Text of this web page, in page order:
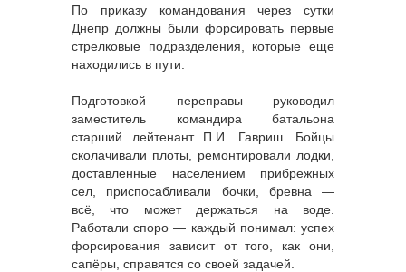
По приказу командования через сутки
Днепр должны были форсировать первые
стрелковые подразделения, которые еще
находились в пути.
Подготовкой переправы руководил
заместитель командира батальона
старший лейтенант П.И. Гавриш. Бойцы
сколачивали плоты, ремонтировали лодки,
доставленные населением прибрежных
сел, приспосабливали бочки, бревна —
всё, что может держаться на воде.
Работали споро — каждый понимал: успех
форсирования зависит от того, как они,
сапёры, справятся со своей задачей.